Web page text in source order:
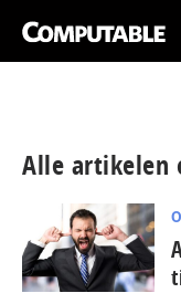
Alle artikelen